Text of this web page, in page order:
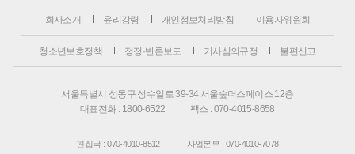
회사소개 윤리강령 개인정보처리방침 이용자위원회
청소년보호정책 정정·반론보도 기사심의규정 불편신고
서울특별시 성동구 성수일로 39-34 서울숲더스페이스 12층
대표전화 : 1800-6522
팩스 : 070-4015-8658
편집국 : 070-4010-8512
사업본부 : 070-4010-7078